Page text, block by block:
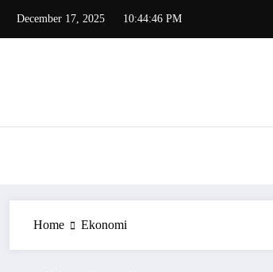
December 17, 2025 10:44:46 PM
Home Ekonomi